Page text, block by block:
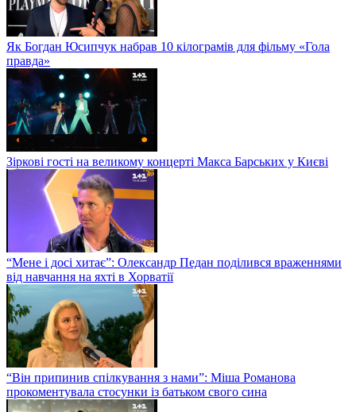
Як Богдан Юсипчук набрав 10 кілограмів для фільму «Гола
правда»
Зіркові гості на великому концерті Макса Барських у Києві
“Мене і досі хитає”: Олександр Педан поділився враженнями
від навчання на яхті в Хорватії
“Він припинив спілкування з нами”: Міша Романова
прокоментувала стосунки із батьком свого сина